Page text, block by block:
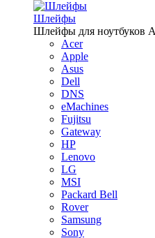
Шлейфы
Шлейфы для ноутбуков
Acer
Apple
Asus
Dell
DNS
eMachines
Fujitsu
Gateway
HP
Lenovo
LG
MSI
Packard Bell
Rover
Samsung
Sony